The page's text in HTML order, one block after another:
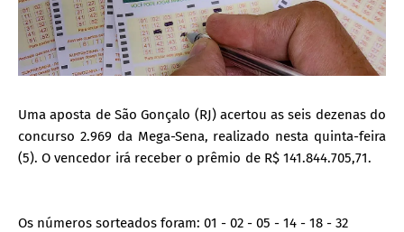
Uma aposta de São Gonçalo (RJ) acertou as seis dezenas do
concurso 2.969 da Mega-Sena, realizado nesta quinta-feira
(5). O vencedor irá receber o prêmio de R$ 141.844.705,71.
Os números sorteados foram: 01 - 02 - 05 - 14 - 18 - 32